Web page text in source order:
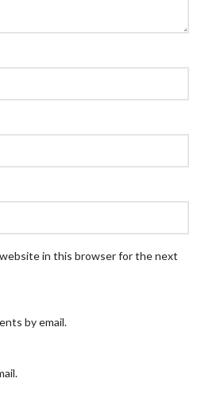
website in this browser for the next
by email.